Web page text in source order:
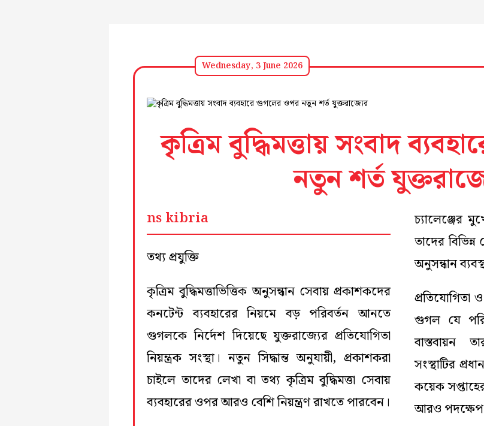
Wednesday, 3 June 2026
কৃত্রিম বুদ্ধিমত্তায় সংবাদ
নতুন শর্ত
ns kibria
তথ্য প্রযুক্তি
কৃত্রিম বুদ্ধিমত্তাভিত্তিক অনুসন্ধান সেবায় প্রকাশকদের
কনটেন্ট ব্যবহারের নিয়মে বড় পরিবর্তন আনতে
গুগলকে নির্দেশ দিয়েছে যুক্তরাজ্যের প্রতিযোগিতা
নিয়ন্ত্রক সংস্থা। নতুন সিদ্ধান্ত অনুযায়ী, প্রকাশকরা
চাইলে তাদের লেখা বা তথ্য কৃত্রিম বুদ্ধিমত্তা সেবায়
ব্যবহারের ওপর আরও বেশি নিয়ন্ত্রণ রাখতে পারবেন।
চ্যালেঞ্জের
তাদের
অনুসন্ধান
প্রতিযোগিতা
গুগল যে
বাস্তবায়ন
সংস্থাটির
কয়েক
আরও পদক্ষেপ